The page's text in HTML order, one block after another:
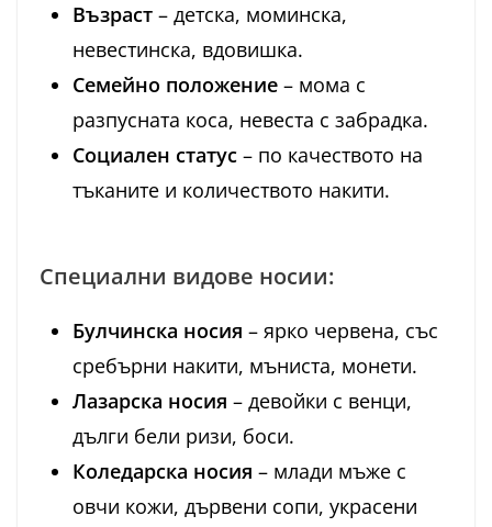
Възраст – детска, моминска,
невестинска, вдовишка.
Семейно положение – мома с
разпусната коса, невеста с забрадка.
Социален статус – по качеството на
тъканите и количеството накити.
Специални видове носии:
Булчинска носия – ярко червена, със
сребърни накити, мъниста, монети.
Лазарска носия – девойки с венци,
дълги бели ризи, боси.
Коледарска носия – млади мъже с
овчи кожи, дървени сопи, украсени